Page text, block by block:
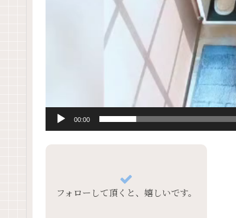
00:00
フォローして頂くと、嬉しいです。